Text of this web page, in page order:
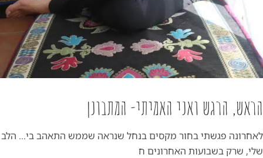
הראש, הרגש ואני האמיתי- המתבונן
לאחרונה פגשתי בחור מקסים בנחל שנראה שממש התאהב בי… הלב
שלי, שרק בשבועות האחרונים ח